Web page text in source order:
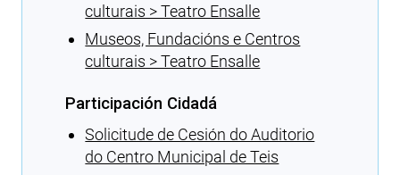
culturais > Teatro Ensalle
Museos, Fundacións e Centros
culturais > Teatro Ensalle
Participación Cidadá
Solicitude de Cesión do Auditorio
do Centro Municipal de Teis